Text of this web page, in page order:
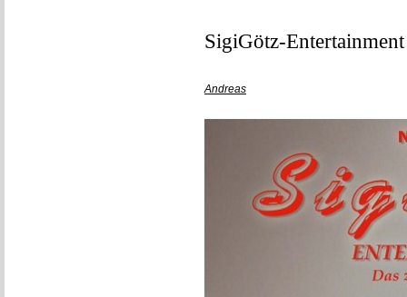
SigiGötz-
Andreas